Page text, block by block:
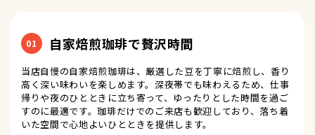
01 自家焙煎珈琲で贅沢時間
当店自慢の自家焙煎珈琲は、厳選した豆を丁寧に焙煎し、香り
高く深い味わいを楽しめます。深夜帯でも味わえるため、仕事
帰りや夜のひとときに立ち寄って、ゆったりとした時間を過ご
すのに最適です。珈琲だけでのご来店も歓迎しており、落ち着
いた空間で心地よいひとときを提供します。